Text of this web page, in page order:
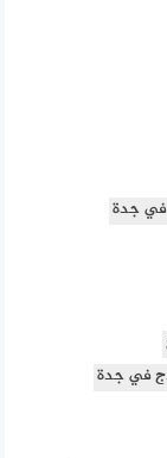
في جدة
في جدة